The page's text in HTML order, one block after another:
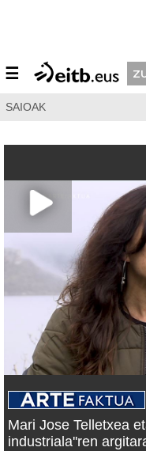
☰
SAIOAK
Mari Jose Telletxea
industriala''ren